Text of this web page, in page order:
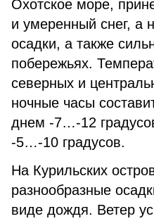
Охотское море,
и умеренный снег, а
осадки, а также
побережьях.
северных и
ночные часы
днем -7…-12
-5…-10 градусов.
На Курильских
разнообразные
виде дождя. Ветер